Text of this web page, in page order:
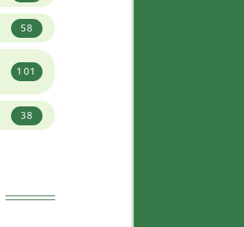
6
1
8
58
34
2
58
101
38